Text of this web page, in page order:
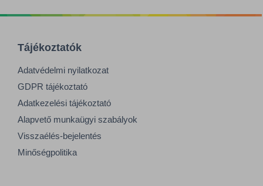
Tájékoztatók
Adatvédelmi nyilatkozat
GDPR tájékoztató
Adatkezelési tájékoztató
Alapvető munkaügyi szabályok
Visszaélés-bejelentés
Minőségpolitika